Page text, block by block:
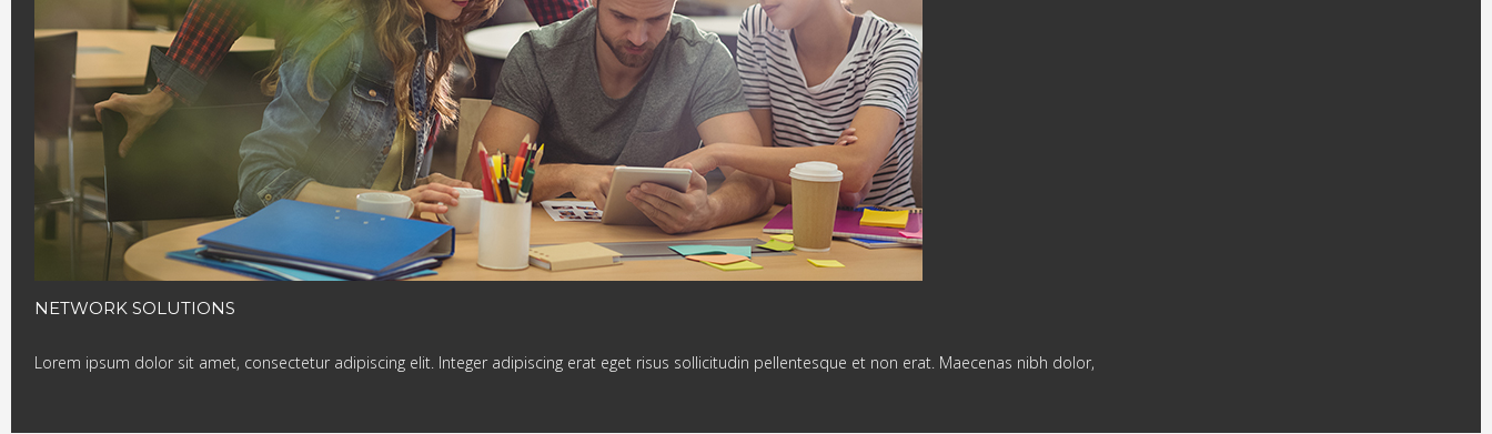
NETWORK SOLUTIONS
Lorem ipsum dolor sit amet, consectetur adipiscing elit. Integer adipiscing erat eget risus sollicitudin pellentesque et non erat. Maecenas nibh dolor,